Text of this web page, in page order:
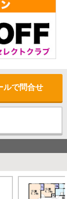
ルで問合せ